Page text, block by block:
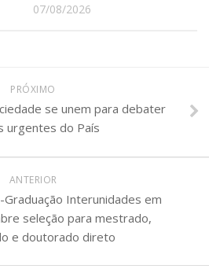
07/08/2026
PRÓXIMO
se unem para debater
urgentes do País
ANTERIOR
Interunidades em
seleção para mestrado,
e doutorado direto